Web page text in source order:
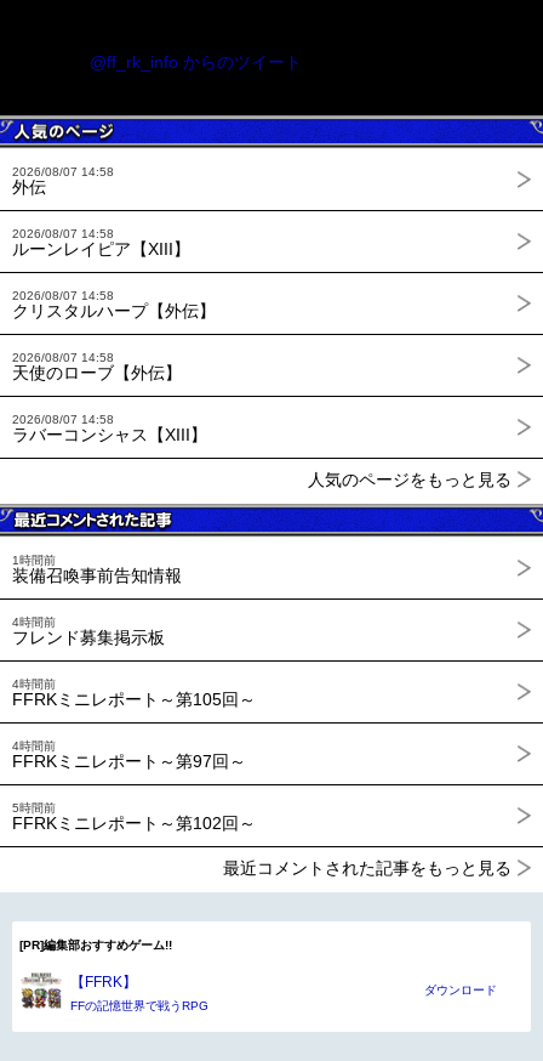
@ff_rk_info からのツイート
2026/08/07 14:58
外伝
2026/08/07 14:58
ルーンレイピア【XIII】
2026/08/07 14:58
クリスタルハープ【外伝】
2026/08/07 14:58
天使のローブ【外伝】
2026/08/07 14:58
ラバーコンシャス【XIII】
人気のページをもっと見る
1時間前
装備召喚事前告知情報
4時間前
フレンド募集掲示板
4時間前
FFRKミニレポート～第105回～
4時間前
FFRKミニレポート～第97回～
5時間前
FFRKミニレポート～第102回～
最近コメントされた記事をもっと見る
[PR]編集部おすすめゲーム!!
【FFRK】
FFの記憶世界で戦うRPG
ダウンロード